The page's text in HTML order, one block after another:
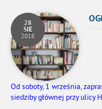
Od soboty, 1 września,
siedziby głównej przy ulicy
28
SIE
2018